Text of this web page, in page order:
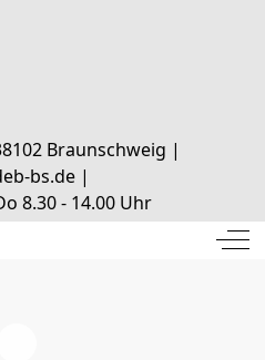
Braunschweig |
bs.de |
8.30 - 14.00 Uhr